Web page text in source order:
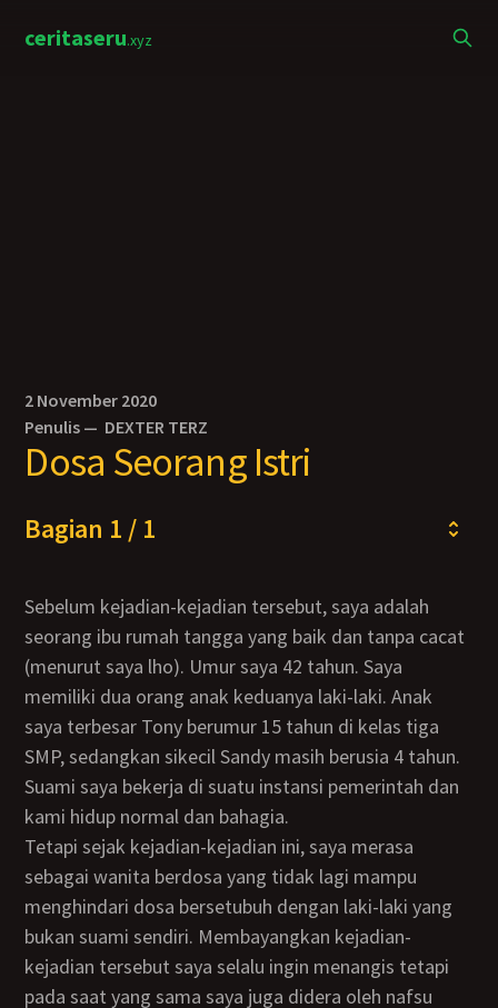
ceritaseru.xyz
2 November 2020
Penulis — DEXTER TERZ
Dosa Seorang Istri
Bagian 1 / 1
Sebelum kejadian-kejadian tersebut, saya adalah
seorang ibu rumah tangga yang baik dan tanpa cacat
(menurut saya lho). Umur saya 42 tahun. Saya
memiliki dua orang anak keduanya laki-laki. Anak
saya terbesar Tony berumur 15 tahun di kelas tiga
SMP, sedangkan sikecil Sandy masih berusia 4 tahun.
Suami saya bekerja di suatu instansi pemerintah dan
kami hidup normal dan bahagia.
Tetapi sejak kejadian-kejadian ini, saya merasa
sebagai wanita berdosa yang tidak lagi mampu
menghindari dosa bersetubuh dengan laki-laki yang
bukan suami sendiri. Membayangkan kejadian-
kejadian tersebut saya selalu ingin menangis tetapi
pada saat yang sama saya juga didera oleh nafsu